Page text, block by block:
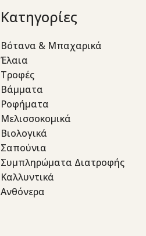
Κατηγορίες
Βότανα & Μπαχαρικά
Έλαια
Τροφές
Βάμματα
Ροφήματα
Μελισσοκομικά
Βιολογικά
Σαπούνια
Συμπληρώματα Διατροφής
Καλλυντικά
Ανθόνερα